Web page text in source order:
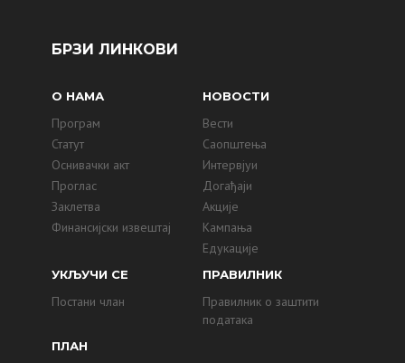
БРЗИ ЛИНКОВИ
О НАМА
Програм
Статут
Оснивачки акт
Проглас
Заклетва
Финансијски извештај
НОВОСТИ
Вести
Саопштења
Интервјуи
Догађаји
Акције
Кампања
Едукације
УКЉУЧИ СЕ
Постани члан
ПРАВИЛНИК
Правилник о заштити
података
ПЛАН